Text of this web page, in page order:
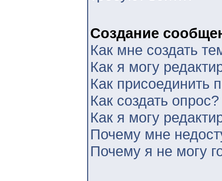
Создание
Как мне создать
Как я могу
Как присоединить
Как создать опрос?
Как я могу
Почему мне
Почему я не могу